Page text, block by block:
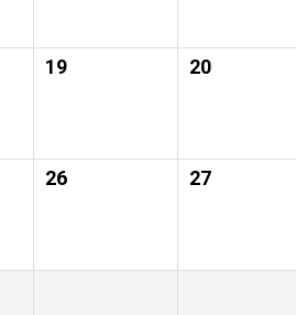
19 20
26 27